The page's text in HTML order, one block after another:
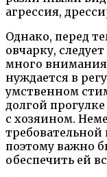
агрессия,
Однако, перед
овчарку,
много внимания
нуждается в
умственном
долгой
с хозяином.
поэтому важно
обеспечить ей